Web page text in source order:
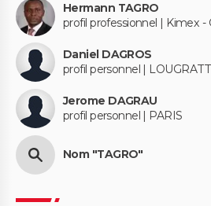
Hermann TAGRO
profil professionnel | Kimex -
Daniel DAGROS
profil personnel |
Jerome DAGRAU
profil personnel | PARIS
Nom "TAGRO"